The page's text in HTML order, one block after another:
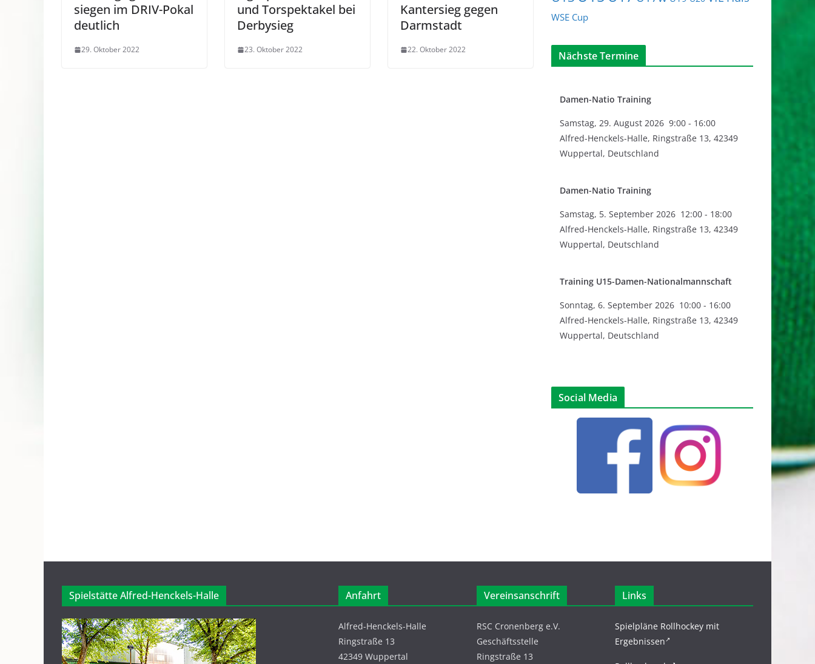
siegen im DRIV-Pokal
deutlich
29. Oktober 2022
und Torspektakel bei
Derbysieg
23. Oktober 2022
Kantersieg gegen
Darmstadt
22. Oktober 2022
WSE Cup
Nächste Termine
Damen-Natio Training
Samstag, 29. August 2026 9:00 - 16:00
Alfred-Henckels-Halle, Ringstraße 13, 42349
Wuppertal, Deutschland
Damen-Natio Training
Samstag, 5. September 2026 12:00 - 18:00
Alfred-Henckels-Halle, Ringstraße 13, 42349
Wuppertal, Deutschland
Training U15-Damen-Nationalmannschaft
Sonntag, 6. September 2026 10:00 - 16:00
Alfred-Henckels-Halle, Ringstraße 13, 42349
Wuppertal, Deutschland
Social Media
Spielstätte Alfred-Henckels-Halle Anfahrt
Alfred-Henckels-Halle
Ringstraße 13
42349 Wuppertal
Vereinsanschrift
RSC Cronenberg e.V.
Geschäftsstelle
Ringstraße 13
Links
Spielpläne Rollhockey mit
Ergebnissen